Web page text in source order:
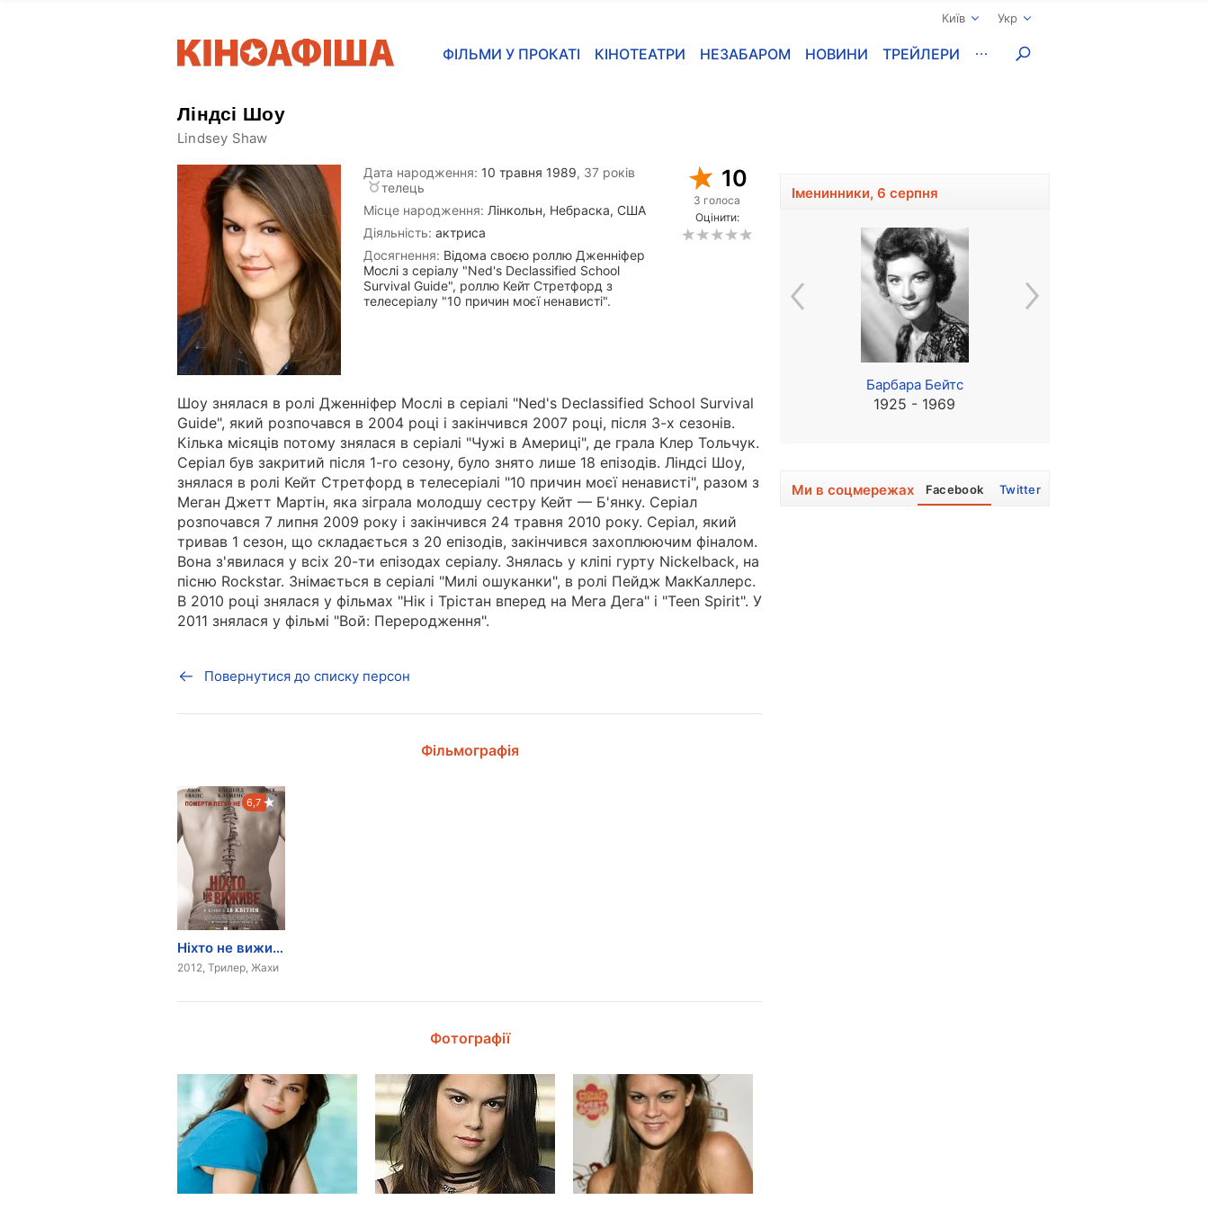
Київ Укр
ФІЛЬМИ У ПРОКАТІ КІНОТЕАТРИ НЕЗАБАРОМ НОВИНИ ТРЕЙЛЕРИ
Ліндсі Шоу
Lindsey Shaw
Дата народження: 10 травня 1989, 37 років
телець
Місце народження: Лінкольн, Небраска, США
Діяльність: актриса
Досягнення: Відома своєю роллю Дженніфер
Мослі з серіалу "Ned's Declassified School
Survival Guide", роллю Кейт Стретфорд з
телесеріалу "10 причин моєї ненависті".
10
3 голоса
Оцінити:
Шоу знялася в ролі Дженніфер Мослі в серіалі "Ned's Declassified School Survival
Guide", який розпочався в 2004 році і закінчився 2007 році, після 3-х сезонів.
Кілька місяців потому знялася в серіалі "Чужі в Америці", де грала Клер Тольчук.
Серіал був закритий після 1-го сезону, було знято лише 18 епізодів. Ліндсі Шоу,
знялася в ролі Кейт Стретфорд в телесеріалі "10 причин моєї ненависті", разом з
Меган Джетт Мартін, яка зіграла молодшу сестру Кейт — Б'янку. Серіал
розпочався 7 липня 2009 року і закінчився 24 травня 2010 року. Серіал, який
тривав 1 сезон, що складається з 20 епізодів, закінчився захоплюючим фіналом.
Вона з'явилася у всіх 20-ти епізодах серіалу. Знялась у кліпі гурту Nickelback, на
пісню Rockstar. Знімається в серіалі "Милі ошуканки", в ролі Пейдж МакКаллерс.
В 2010 році знялася у фільмах "Нік і Трістан вперед на Мега Дега" і "Teen Spirit". У
2011 знялася у фільмі "Вой: Переродження".
Повернутися до списку персон
Фільмографія
6,7
Ніхто не виживе
2012, Трилер, Жахи
Фотографії
Іменинники, 6 серпня
1970, 56 років
Барбара Бейтс
1925 - 1969
Ми в соцмережах Facebook Twitter